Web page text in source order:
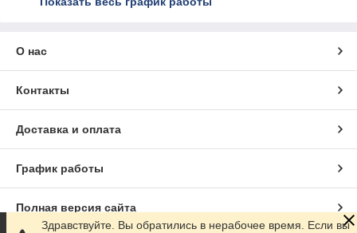
О нас
Контакты
Доставка и оплата
График работы
Полная версия сайта
Здравствуйте. Вы обратились в нерабочее время. Если вы